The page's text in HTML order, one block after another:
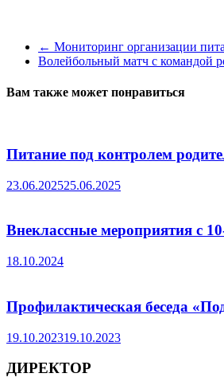
← Мониторинг организации
Волейбольный матч с командой
Вам также может понравиться
Питание под контролем
23.06.202525.06.2025
Внеклассные мероприятия с
18.10.2024
Профилактическая беседа
19.10.202319.10.2023
ДИРЕКТОР